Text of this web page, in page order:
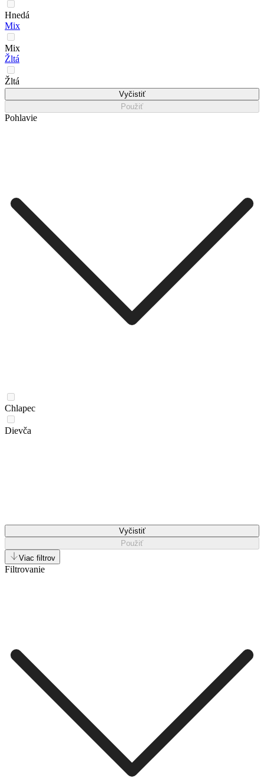
Hnedá
Mix
Mix
Žltá
Žltá
Vyčistiť
Použiť
Pohlavie
Chlapec
Dievča
Vyčistiť
Použiť
Viac filtrov
Filtrovanie